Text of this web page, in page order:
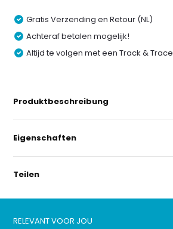
Gratis Verzending en Retour (NL)
Achteraf betalen mogelijk!
Altijd te volgen met een Track & Trace
Produktbeschreibung
Eigenschaften
Teilen
RELEVANT VOOR JOU